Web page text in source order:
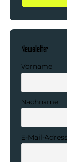
Newsletter
Vorname
Nachname
E-Mail-